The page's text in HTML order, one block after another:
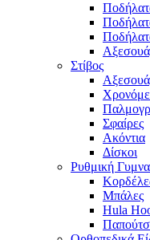
Στίβος
Σφαίρες
Ακόντια
Δίσκοι
Ρυθμική
Μπάλες
Hula